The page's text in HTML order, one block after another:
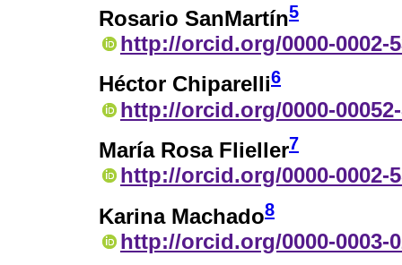
Rosario SanMartín5
http://orcid.org/0000-0002-
Héctor Chiparelli6
http://orcid.org/0000-00052-
María Rosa Flieller7
http://orcid.org/0000-0002-
Karina Machado8
http://orcid.org/0000-0003-